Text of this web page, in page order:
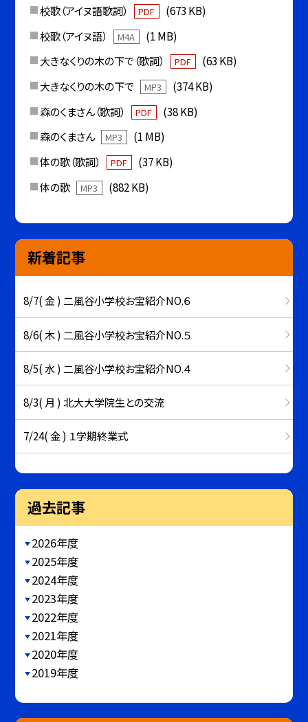
校歌（アイヌ語歌詞） PDF
(673 KB)
校歌（アイヌ語）
M4A
(1 MB)
大きなくりの木の下で（歌詞）
PDF
(63 KB)
大きなくりの木の下で
MP3
(374 KB)
森のくまさん（歌詞）
PDF
(38 KB)
森のくまさん
MP3
(1 MB)
体の歌（歌詞）
PDF
(37 KB)
体の歌
MP3 (882 KB)
新着記事
8/7( 金 ) 二風谷小学校お宝紹介NO.６
8/6( 木 ) 二風谷小学校お宝紹介NO.５
8/5( 水 ) 二風谷小学校お宝紹介NO.４
8/3( 月 ) 北大大学院生との交流
7/24( 金 ) １学期終業式
過去記事
2026年度
2025年度
2024年度
2023年度
2022年度
2021年度
2020年度
2019年度